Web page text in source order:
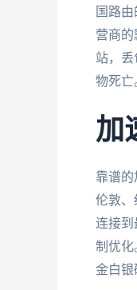
国路
营商
站，
物死亡
加
靠谱
伦敦、
连接到
制优化
金白银